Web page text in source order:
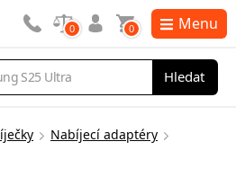
Hledat
0 0 Menu
Nabíjecí adaptéry